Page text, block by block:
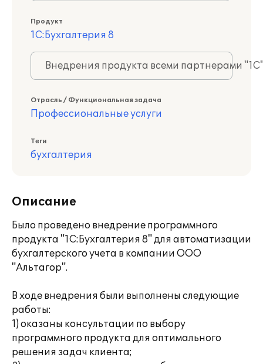
Продукт
1С:Бухгалтерия 8
Внедрения продукта всеми партнерами
Отрасль / Функциональная задача
Профессиональные услуги
Теги
бухгалтерия
Описание
Было проведено внедрение программного
продукта "1С:Бухгалтерия 8" для автоматизации
бухгалтерского учета в компании ООО
"Альтагор".
В ходе внедрения были выполнены следующие
работы:
1) оказаны консультации по выбору
программного продукта для оптимального
решения задач клиента;